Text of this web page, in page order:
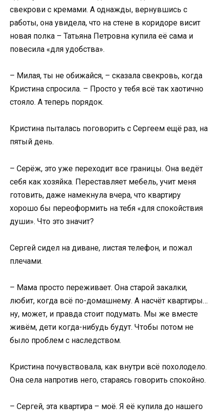
свекрови с кремами. А однажды, вернувшись с
работы, она увидела, что на стене в коридоре висит
новая полка – Татьяна Петровна купила её сама и
повесила «для удобства».
– Милая, ты не обижайся, – сказала свекровь, когда
Кристина спросила. – Просто у тебя всё так хаотично
стояло. А теперь порядок.
Кристина пыталась поговорить с Сергеем ещё раз, на
пятый день.
– Серёж, это уже переходит все границы. Она ведёт
себя как хозяйка. Переставляет мебель, учит меня
готовить, даже намекнула вчера, что квартиру
хорошо бы переоформить на тебя «для спокойствия
души». Что это значит?
Сергей сидел на диване, листая телефон, и пожал
плечами.
– Мама просто переживает. Она старой закалки,
любит, когда всё по-домашнему. А насчёт квартиры…
ну, может, и правда стоит подумать. Мы же вместе
живём, дети когда-нибудь будут. Чтобы потом не
было проблем с наследством.
Кристина почувствовала, как внутри всё похолодело.
Она села напротив него, стараясь говорить спокойно.
– Сергей, эта квартира – моё. Я её купила до нашего